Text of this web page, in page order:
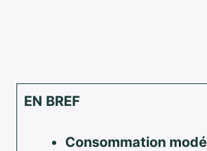
EN BREF
Consommation